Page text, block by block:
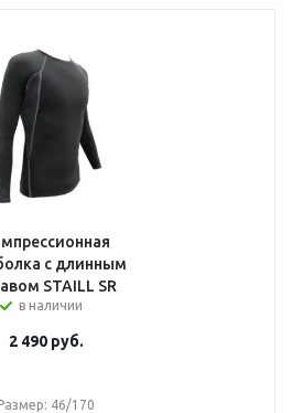
с длинным
STAILL SR
в наличии
2 490руб.
46/170